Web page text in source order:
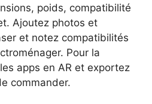
poids, compatibilité
Ajoutez photos et
et notez compatibilités
Pour la
apps en AR et exportez
commander.